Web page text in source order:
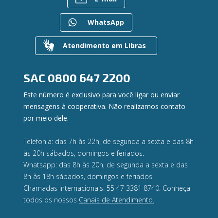
Gerenciar Cookies
Para empresas
Regularização de dívidas
Valores a Receber
Contato
Canal de Ética
Ouvidoria
WhatsApp
Atendimento em Libras
SAC 0800 647 2200
Este número é exclusivo para você ligar ou enviar
mensagens à cooperativa. Não realizamos contato
por meio dele.
Telefonia: das 7h às 22h, de segunda a sexta e das 8h
às 20h sábados, domingos e feriados.
Whatsapp: das 8h às 20h, de segunda a sexta e das
8h às 18h sábados, domingos e feriados.
Chamadas internacionais: 55 47 3381 8740. Conheça
todos os nossos Canais de Atendimento.